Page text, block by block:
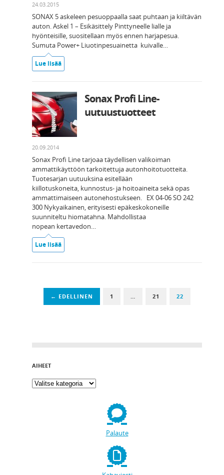
24.03.2015
SONAX 5 askeleen pesuoppaalla saat puhtaan ja kiiltävän
auton. Askel 1 – Esikäsittely Pinttyneelle lialle ja
hyönteisille, suositellaan myös ennen harjapesua.
Sumuta Power+ Liuotinpesuainetta kuivalle…
Lue lisää
Sonax Profi Line-
uutuustuotteet
20.09.2014
Sonax Profi Line tarjoaa täydellisen valikoiman
ammattikäyttöön tarkoitettuja autonhoitotuotteita.
Tuotesarjan uutuuksina esitellään
kiillotuskoneita, kunnostus- ja hoitoaineita sekä opas
ammattimaiseen autonehostukseen. EX 04-06 SO 242
300 Nykyaikainen, erityisesti epäkeskokoneille
suunniteltu hiomatahna. Mahdollistaa
nopean kertavedon…
Lue lisää
← EDELLINEN 1 … 21 22
AIHEET
Palaute